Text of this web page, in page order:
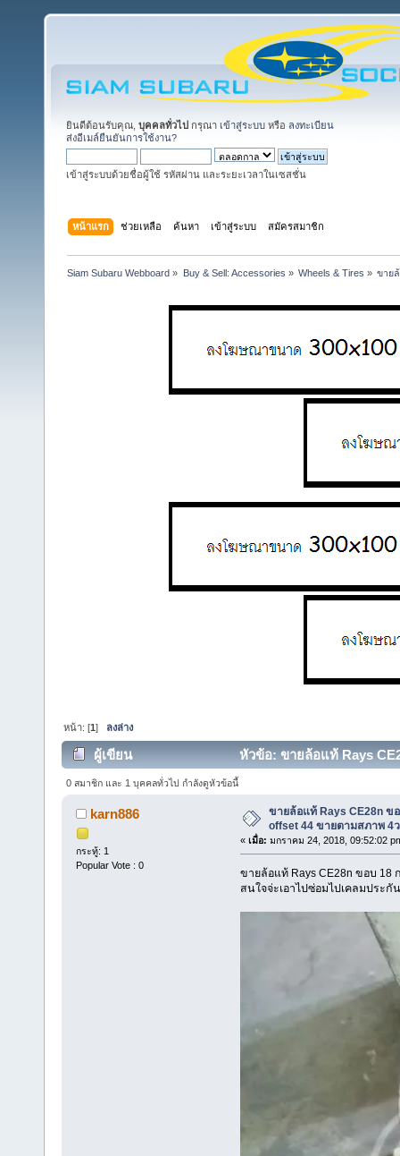
ยินดีต้อนรับคุณ, บุคคลทั่วไป กรุณา เข้าสู่ระบบ หรือ ลงทะเบียน
ส่งอีเมล์ยืนยันการใช้งาน?
เข้าสู่ระบบด้วยชื่อผู้ใช้ รหัสผ่าน และระยะเวลาในเซสชั่น
หน้าแรก ช่วยเหลือ ค้นหา เข้าสู่ระบบ สมัครสมาชิก
Siam Subaru Webboard » Buy & Sell: Accessories » Wheels & Tires » ขาย
หน้า: [1] ลงล่าง
ผู้เขียน
หัวข้อ: ขายล้อแท้ Rays
7360 ครั้ง)
0 สมาชิก และ 1 บุคคลทั่วไป กำลังดูหัวข้อนี้
karn886
กระทู้: 1
Popular Vote : 0
ขายล้อแท้ Rays CE28n ข
offset 44 ขายตามสภาพ 4ว
« เมื่อ: มกราคม 24, 2018, 09:52:02
ขายล้อแท้ Rays CE28n ขอบ 18
สนใจจ่ะเอาไปซ่อมไปเคลมประ